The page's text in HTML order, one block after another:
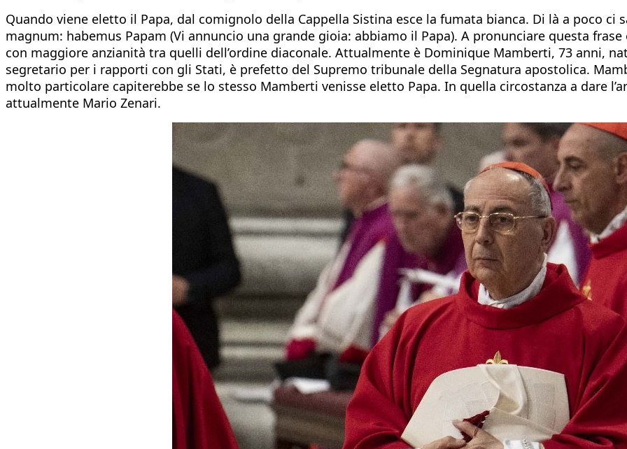
Quando viene eletto il Papa, dal comignolo della Cappella Sistina esce la fumata bianca. Di là a poco ci
magnum: habemus Papam (Vi annuncio una grande gioia: abbiamo il Papa). A pronunciare questa
con maggiore anzianità tra quelli dell’ordine diaconale. Attualmente è Dominique Mamberti, 73 anni,
segretario per i rapporti con gli Stati, è prefetto del Supremo tribunale della Segnatura apostolica.
molto particolare capiterebbe se lo stesso Mamberti venisse eletto Papa. In quella circostanza a dare
attualmente Mario Zenari.